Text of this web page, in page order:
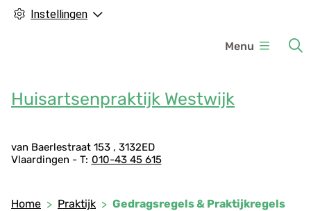
Instellingen
Huisartsenpraktijk Westwijk
f
d
Menu
A
d
e
van Baerlestraat 153
3132ED
Vlaardingen
010-43 45 615
Home Praktijk Gedragsregels & Praktijkregels